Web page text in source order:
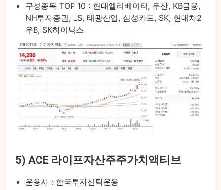
구성종목 TOP 10 : 현대엘리베이터, 두산, KB금융,
NH투자증권, LS, 태광산업, 삼성카드, SK, 현대차2
우B, SK하이닉스
5) ACE 라이프자산주주가치액티브
운용사 : 한국투자신탁운용